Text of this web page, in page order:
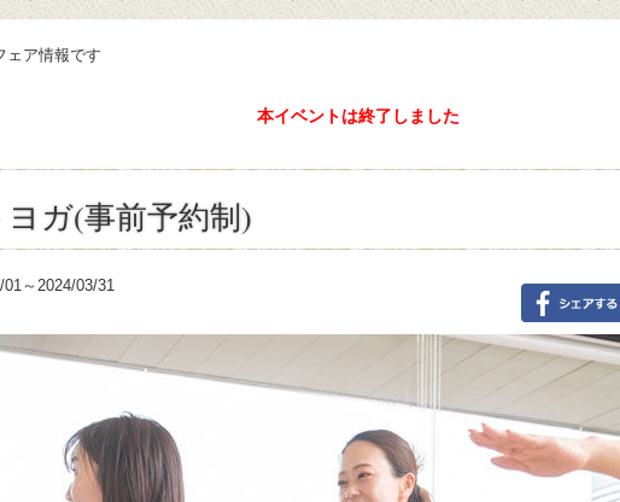
ア情報です
本イベントは終了しました
ガ(事前予約制)
01～2024/03/31